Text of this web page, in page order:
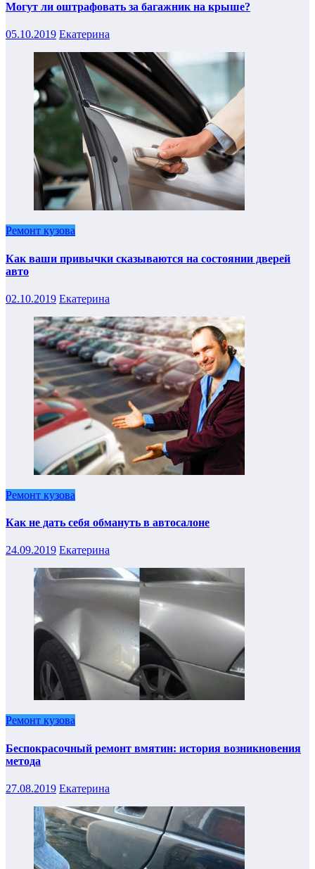
Могут ли оштрафовать за багажник на крыше?
05.10.2019 Екатерина
Ремонт кузова
Как ваши привычки сказываются на состоянии дверей
авто
02.10.2019 Екатерина
Ремонт кузова
Как не дать себя обмануть в автосалоне
24.09.2019 Екатерина
Ремонт кузова
Беспокрасочный ремонт вмятин: история возникновения
метода
27.08.2019 Екатерина